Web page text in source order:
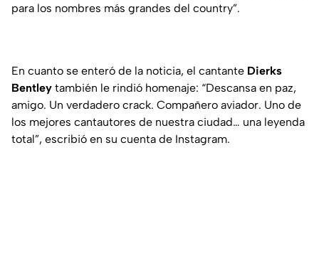
para los nombres más grandes del country”.
En cuanto se enteró de la noticia, el cantante Dierks
Bentley también le rindió homenaje: “Descansa en paz,
amigo. Un verdadero crack. Compañero aviador. Uno de
los mejores cantautores de nuestra ciudad… una leyenda
total”, escribió en su cuenta de Instagram.